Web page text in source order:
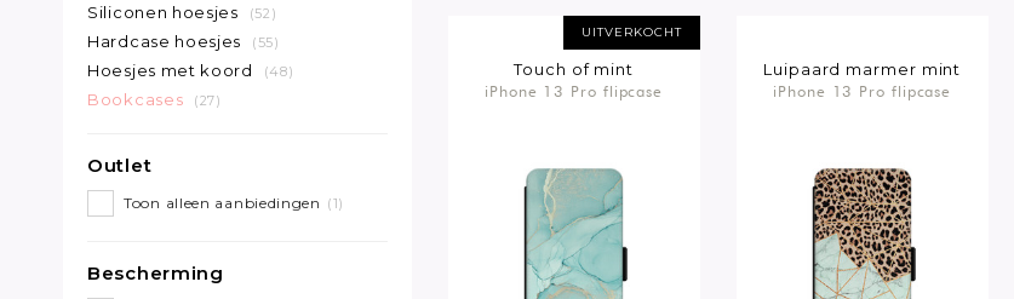
Siliconen hoesjes (52)
Hardcase hoesjes (55)
Hoesjes met koord (48)
Bookcases (27)
Outlet
Toon alleen aanbiedingen (1)
Bescherming
UITVERKOCHT
Touch of mint
iPhone 13 Pro flipcase
Luipaard marmer mint
iPhone 13 Pro flipcase